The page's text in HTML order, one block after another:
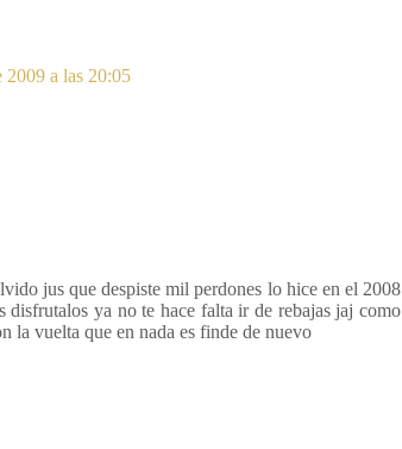
2009 a las 20:05
jus que despiste mil perdones lo hice en el 2008
ya no te hace falta ir de rebajas jaj como
la vuelta que en nada es finde de nuevo